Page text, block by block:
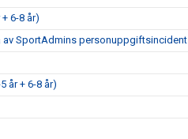
6-8 år)
SportAdmins personuppgiftsincident
år + 6-8 år)